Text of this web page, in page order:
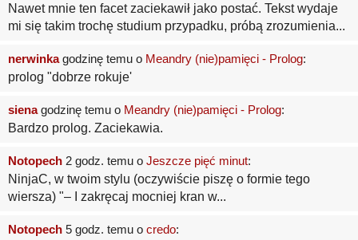
Nawet mnie ten facet zaciekawił jako postać. Tekst wydaje
mi się takim trochę studium przypadku, próbą zrozumienia...
nerwinkagodzinę temu o Meandry (nie)pamięci - Prolog:
prolog "dobrze rokuje'
sienagodzinę temu o Meandry (nie)pamięci - Prolog:
Bardzo prolog. Zaciekawia.
Notopech 2 godz. temu o Jeszcze pięć minut:
NinjaC, w twoim stylu (oczywiście piszę o formie tego
wiersza) "– I zakręcaj mocniej kran w...
Notopech 5 godz. temu o credo: